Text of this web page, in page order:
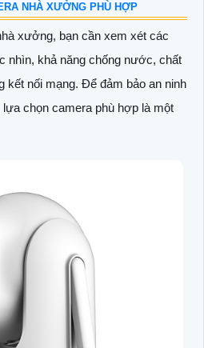
NHÀ XƯỞNG PHÙ HỢP
xưởng, bạn cần xem xét các
nhìn, khả năng chống nước, chất
kết nối mạng. Để đảm bảo an ninh
chọn camera phù hợp là một